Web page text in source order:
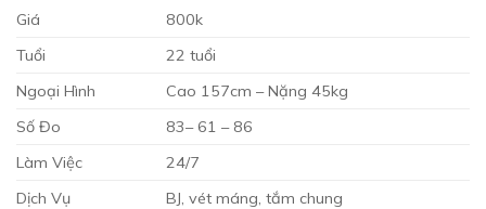
Giá
800k
Tuổi
22 tuổi
Ngoại Hình
Cao 157cm – Nặng 45kg
Số Đo
83– 61 – 86
Làm Việc
24/7
Dịch Vụ
BJ, vét máng, tắm chung